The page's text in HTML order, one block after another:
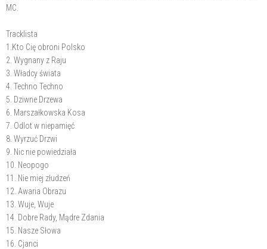
MC.
Tracklista
1.Kto Cię obroni Polsko
2. Wygnany z Raju
3. Władcy świata
4. Techno Techno
5. Dziwne Drzewa
6. Marszałkowska Kosa
7. Odlot w niepamięć
8. Wyrzuć Drzwi
9. Nic nie powiedziała
10. Neopogo
11. Nie miej złudzeń
12. Awaria Obrazu
13. Wuje, Wuje
14. Dobre Rady, Mądre Zdania
15. Nasze Słowa
16. Cjanci